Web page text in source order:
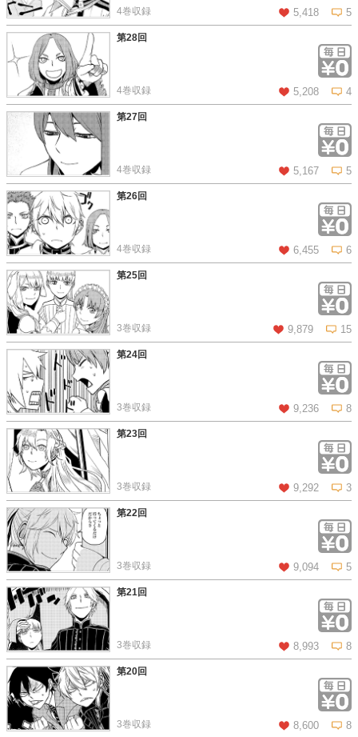
5,418 5
4巻収録
この話を読む
第28回
5,208 4
4巻収録
この話を読む
第27回
5,167 5
4巻収録
この話を読む
第26回
6,455 6
4巻収録
この話を読む
第25回
9,879 15
3巻収録
この話を読む
第24回
9,236 8
3巻収録
この話を読む
第23回
9,292 3
3巻収録
この話を読む
第22回
9,094 5
3巻収録
この話を読む
第21回
8,993 8
3巻収録
この話を読む
第20回
8,600 8
3巻収録